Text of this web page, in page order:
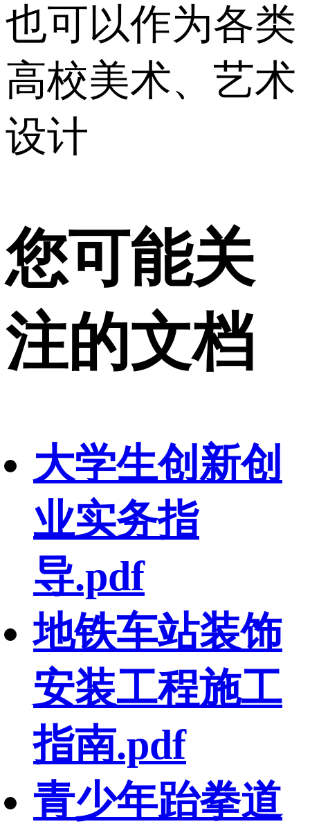
也可以作为各类
高校美术、艺术
设计
您可能关
注的文档
大学生创新创
业实务指
导.pdf
地铁车站装饰
安装工程施工
指南.pdf
青少年跆拳道